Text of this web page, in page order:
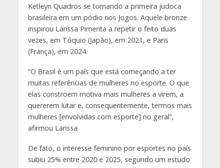
Ketleyn Quadros se tornando a primeira judoca
brasileira em um pódio nos Jogos. Aquele bronze
inspirou Larissa Pimenta a repetir o feito duas
vezes, em Tóquio (Japão), em 2021, e Paris
(França), em 2024.
“O Brasil é um país que está começando a ter
muitas referências de mulheres no esporte. O que
elas constroem motiva mais mulheres a virem, a
quererem lutar e, consequentemente, termos mais
mulheres [envolvidas com esporte] no geral”,
afirmou Larissa.
De fato, o interesse feminino por esportes no país
subiu 25% entre 2020 e 2025, segundo um estudo